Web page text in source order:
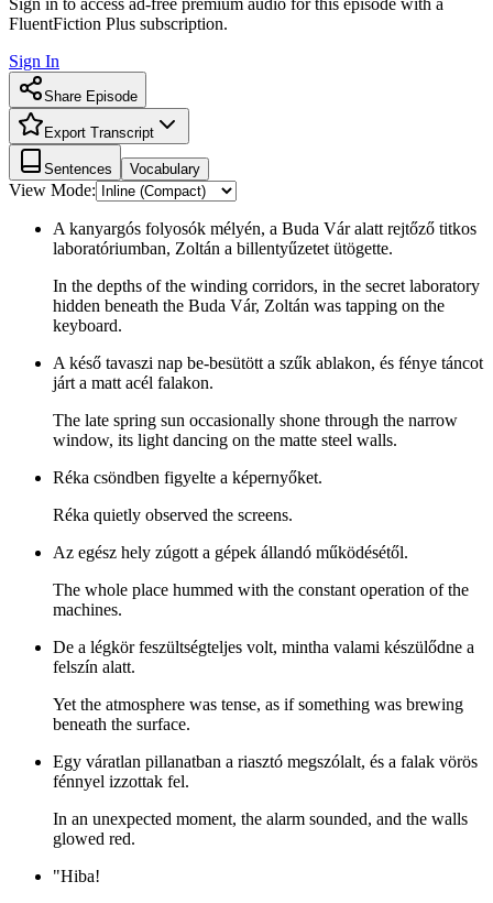
Sign in to access ad-free premium audio for this episode with a
FluentFiction Plus subscription.
Sign In
Share Episode
Export Transcript
Sentences Vocabulary
View Mode:
A kanyargós folyosók mélyén, a Buda Vár alatt rejtőző titkos
laboratóriumban, Zoltán a billentyűzetet ütögette.
In the depths of the winding corridors, in the secret laboratory
hidden beneath the Buda Vár, Zoltán was tapping on the
keyboard.
A késő tavaszi nap be-besütött a szűk ablakon, és fénye táncot
járt a matt acél falakon.
The late spring sun occasionally shone through the narrow
window, its light dancing on the matte steel walls.
Réka csöndben figyelte a képernyőket.
Réka quietly observed the screens.
Az egész hely zúgott a gépek állandó működésétől.
The whole place hummed with the constant operation of the
machines.
De a légkör feszültségteljes volt, mintha valami készülődne a
felszín alatt.
Yet the atmosphere was tense, as if something was brewing
beneath the surface.
Egy váratlan pillanatban a riasztó megszólalt, és a falak vörös
fénnyel izzottak fel.
In an unexpected moment, the alarm sounded, and the walls
glowed red.
"Hiba!